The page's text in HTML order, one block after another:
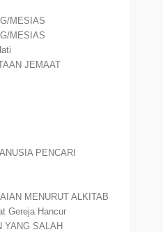
MESIAS
MESIAS
JEMAAT
PENCARI
MENURUT ALKITAB
Gereja Hancur
YANG SALAH